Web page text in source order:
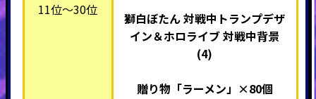
11位～30位
獅白ぼたん 対戦中トランプデザ
イン＆ホロライブ 対戦中背景
(4)
贈り物「ラーメン」×80個